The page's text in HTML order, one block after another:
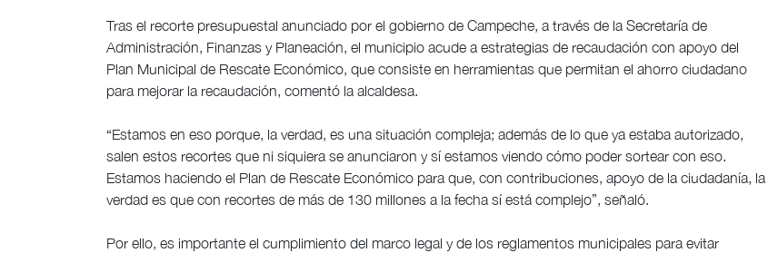
Tras el recorte presupuestal anunciado por el gobierno de Campeche, a través de la Secretaría de
Administración, Finanzas y Planeación, el municipio acude a estrategias de recaudación con apoyo del
Plan Municipal de Rescate Económico, que consiste en herramientas que permitan el ahorro ciudadano
para mejorar la recaudación, comentó la alcaldesa.
“Estamos en eso porque, la verdad, es una situación compleja; además de lo que ya estaba autorizado,
salen estos recortes que ni siquiera se anunciaron y sí estamos viendo cómo poder sortear con eso.
Estamos haciendo el Plan de Rescate Económico para que, con contribuciones, apoyo de la ciudadanía, la
verdad es que con recortes de más de 130 millones a la fecha sí está complejo”, señaló.
Por ello, es importante el cumplimiento del marco legal y de los reglamentos municipales para evitar